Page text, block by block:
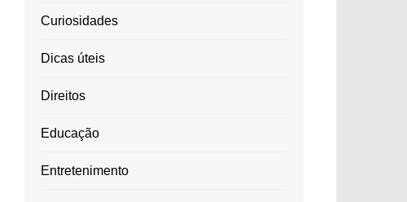
Curiosidades
Dicas úteis
Direitos
Educação
Entretenimento